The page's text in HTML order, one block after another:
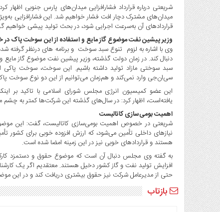
شریعتی درباره قرارداد فشارافزایی میدان‌های پارس جنوبی اظهار
میدان‌های مشترک دچار افت فشار خواهیم شد. این فشارافزایی
قراردادهای آن به‌سرعت اجرایی شود، در بحث تولید پیشی خواهیم
وزیر پیشین نفت موضوع گاز مایع و استفاده از این سوخت پاک در
وی با اشاره به لزوم تنوع سبد سوخت و برنامه های درنظر
دنبال کند. در زمان دولت گذشته، وزیر پیشین نفت موضوع گاز
سبد سوختی مازاد تولید داشته باشیم. این سوخت، سوخت
سی‌ان‌جی وارد نمی‌کند و هم‌زمان می‌توانیم از این دو نوع سوخت پاک
این عضو کمیسیون انرژی مجلس شورای اسلامی با تاکید بر
یافته‌است، اظهار کرد: در سال‌های گذشته این شرکت‌ها کمتر به چشم
اهمیت بومی‌سازی کاتالیست
شریعتی در خصوص اهمیت بومی‌سازی کاتالیست، گفت: این
نیازهای داخلی تأمین می‌شود، که ارزش افزوده خوبی برای کشور
هستند و قراردادهای خوبی نیز در این زمینه امضا شده است.
به گفته وی مجلس دنبال آن است که موضوع حقوق و دستمزد
افزایش تولید نفت و گاز کشور دخیل هستند. معتقدیم اگر یک
حتی از مدیرعامل شرکت نیز حقوق بیشتری دریافت کند و در این
بازتاب